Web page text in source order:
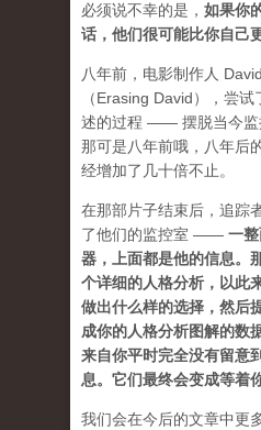
必须说不幸的是， 如果你
话，他们很可能比你自己
八年前，电影制作人
（Erasing David），尝
述的过程 —— 摆脱当今监
那可是八年前哦，八年后
经增加了几十倍不止。
在那部片子结束后，追踪
了他们的监控室 —— 一
器，上面都是他的信息。
个详细的人格分析，以此
做出什么样的选择，然后
成你的人格分析图解的数
来自你平时完全没有留意
息。它们最终会变成等着
我们会在今后的文章中更